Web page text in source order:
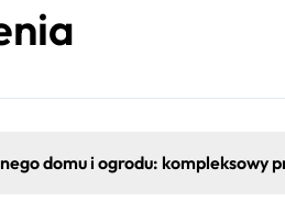
domu i ogrodu: kompleksowy